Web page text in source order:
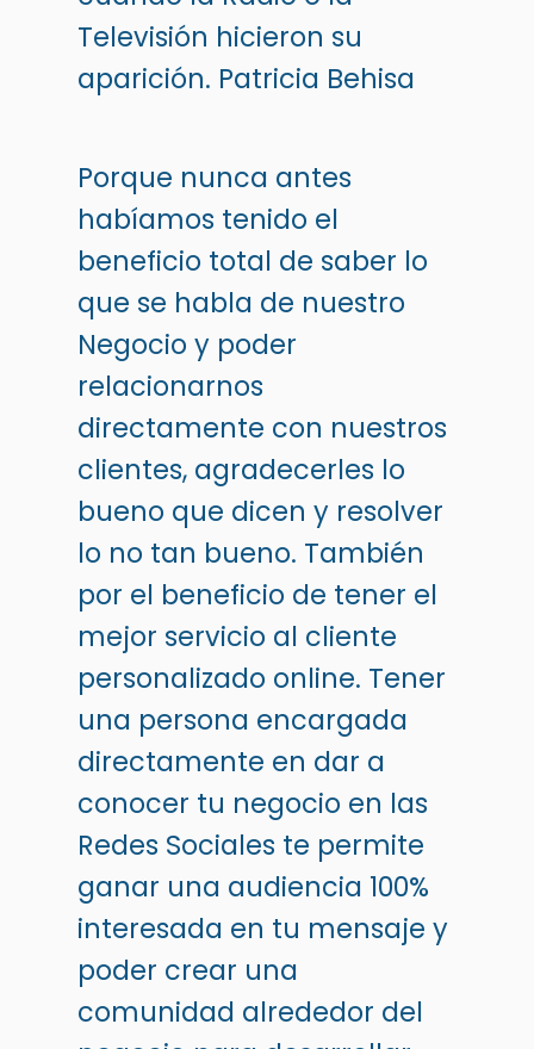
Televisión hicieron su
aparición. Patricia Behisa
Porque nunca antes
habíamos tenido el
beneficio total de saber lo
que se habla de nuestro
Negocio y poder
relacionarnos
directamente con nuestros
clientes, agradecerles lo
bueno que dicen y resolver
lo no tan bueno. También
por el beneficio de tener el
mejor servicio al cliente
personalizado online. Tener
una persona encargada
directamente en dar a
conocer tu negocio en las
Redes Sociales te permite
ganar una audiencia 100%
interesada en tu mensaje y
poder crear una
comunidad alrededor del